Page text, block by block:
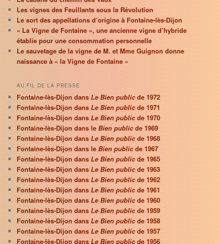
Les vignes des Feuillants sous la Révolution
Le sort des appellations d’origine à Fontaine-lès-Dijon
« La Vigne de Fontaine », une ancienne vigne d’hybride
établie pour une consommation personnelle
Le sauvetage de la vigne de M. et Mme Guignon donne
naissance à « la Vigne de Fontaine »
AU FIL DE LA PRESSE
Fontaine-lès-Dijon dansLe Bien publicde 1972
Fontaine-lès-Dijon dansLe Bien publicde 1971
Fontaine-lès-Dijon dansLe Bien public de 1970
Fontaine-lès-Dijon dans leBien publicde 1969
Fontaine-lès-Dijon dansLe Bien publicde 1968
Fontaine-lès-Dijon dans leBien publicde 1967
Fontaine-lès-Dijon dansLe Bien publicde 1965
Fontaine-lès-Dijon dansLe Bien publicde 1963
Fontaine-lès-Dijon dansLe Bien public de 1962
Fontaine-lès-Dijon dansLe Bien publicde 1961
Fontaine-lès-Dijon dansLe Bien publicde 1960
Fontaine-lès-Dijon dansLe Bien public de 1959
Fontaine-lès-Dijon dansLe Bien publicde 1958
Fontaine-lès-Dijon dansLe Bien publicde 1957
Fontaine-lès-Dijon dansLe Bien public de 1956